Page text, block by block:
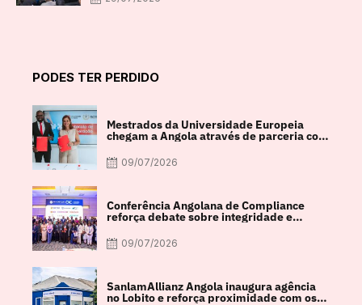
PODES TER PERDIDO
Mestrados da Universidade Europeia
chegam a Angola através de parceria com
a FACUL
09/07/2026
Conferência Angolana de Compliance
reforça debate sobre integridade e
crescimento económico
09/07/2026
SanlamAllianz Angola inaugura agência
no Lobito e reforça proximidade com os